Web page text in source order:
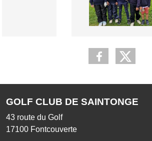
GOLF CLUB DE SAINTONGE
43 route du Golf
17100 Fontcouverte